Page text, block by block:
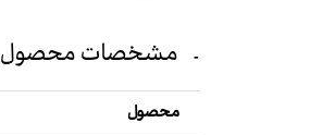
مشخصات محصول
محصول